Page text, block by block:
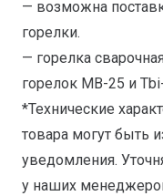
— возможна
горелки.
— горелка
горелок MB-25 и
*Технические
товара могут быть
уведомления.
у наших